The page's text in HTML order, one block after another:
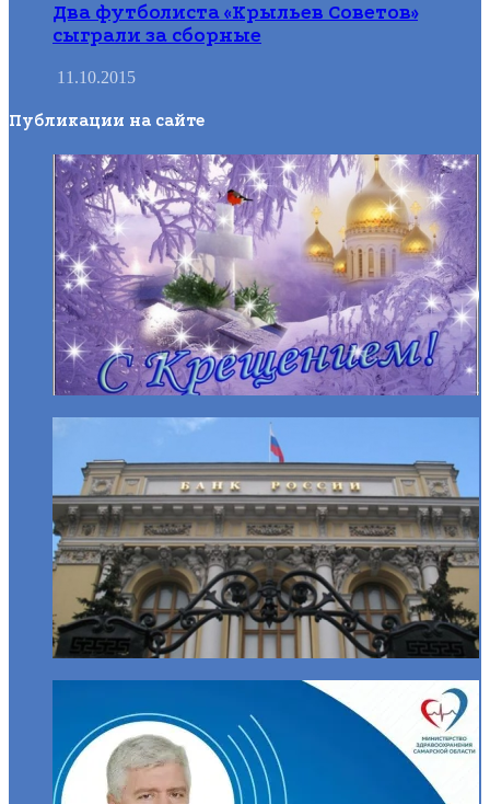
Два футболиста «Крыльев Советов»
сыграли за сборные
11.10.2015
Публикации на сайте